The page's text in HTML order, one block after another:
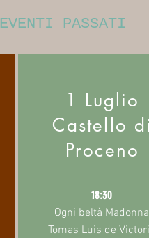
EVENTI PASSATI
1 Luglio
Castello
Proceno
18:30
Ogni beltà Madonna
Tomas Luis de